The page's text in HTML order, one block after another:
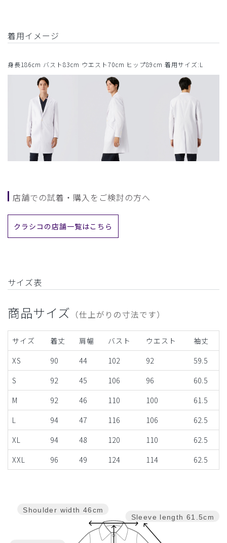
着用イメージ
身長186cm バスト83cm ウエスト70cm ヒップ89cm 着用サイズ:L
店舗での試着・購入をご検討の方へ
クラシコの店舗一覧はこちら
サイズ表
商品サイズ （仕上がりの寸法です）
サイズ 着丈 肩幅 バスト ウエスト
袖丈
XS
90 44 102 92
59.5
S
92 45 106 96
60.5
M
92 46 110 100
61.5
L
94 47 116 106
62.5
XL
94 48 120 110
62.5
XXL
96 49 124 114 62.5
Sleeve length 61.5cm
Shoulder width 46cm